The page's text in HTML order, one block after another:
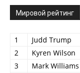
Мировой рейтинг
1 Judd Trump
2
Kyren Wilson
3
Mark Williams